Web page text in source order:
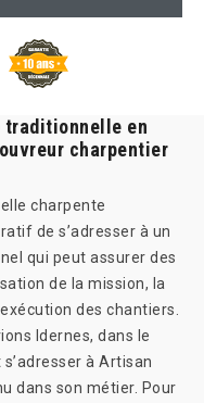
traditionnelle en
charpentier
charpente
de s’adresser à un
qui peut assurer des
de la mission, la
des chantiers.
Idernes, dans le
à Artisan
dans son métier. Pour